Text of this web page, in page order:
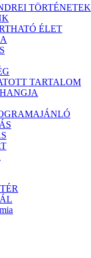
TÖRTÉNETEK
ÉLET
TARTALOM